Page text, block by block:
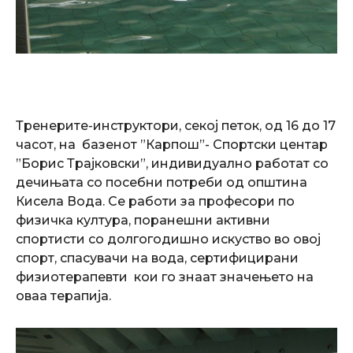
Тренерите-инструктори, секој петок, од 16 до 17
часот, на базенот ”Карпош”- Спортски центар
”Борис Трајковски”, индивидуално работат со
дечињата со посебни потреби од општина
Кисела Вода. Се работи за професори по
физичка култура, поранешни активни
спортисти со долгогодишно искуство во овој
спорт, спасувачи на вода, сертифицирани
физиотерапевти кои го знаат значењето на
оваа терапија.